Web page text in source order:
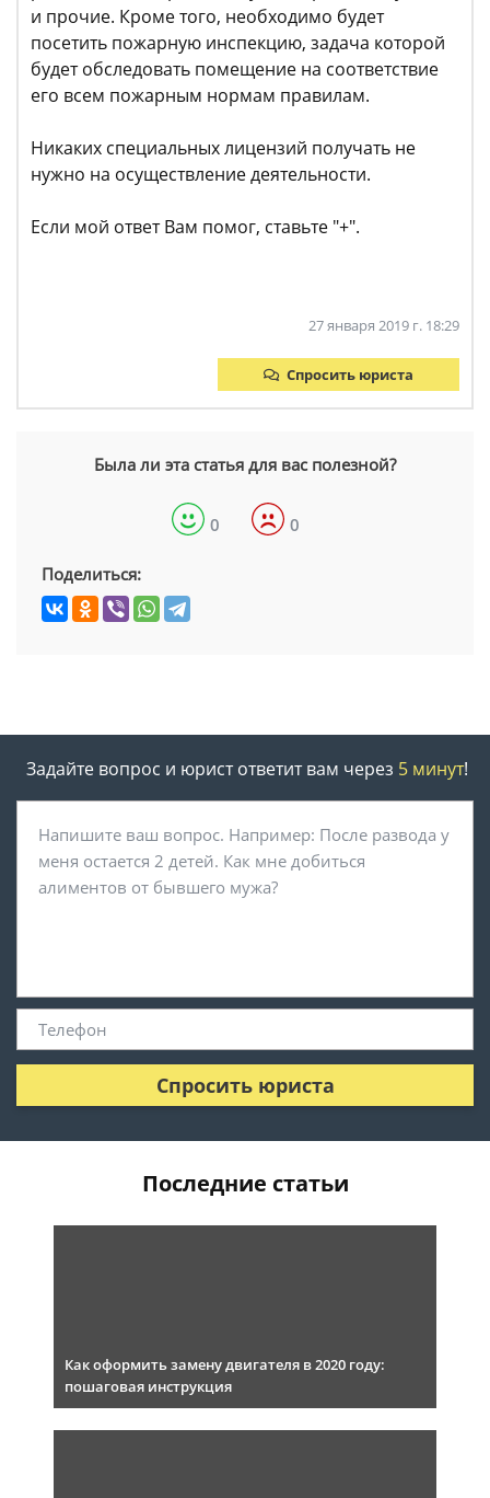
и прочие. Кроме того, необходимо будет
посетить пожарную инспекцию, задача которой
будет обследовать помещение на соответствие
его всем пожарным нормам правилам.
Никаких специальных лицензий получать не
нужно на осуществление деятельности.
Если мой ответ Вам помог, ставьте "+".
27 января 2019 г. 18:29
Спросить юриста
Была ли эта статья для вас полезной?
0 0
Поделиться:
Задайте вопрос и юрист ответит вам через 5 минут!
Спросить юриста
Последние статьи
Как оформить замену двигателя в 2020 году:
пошаговая инструкция